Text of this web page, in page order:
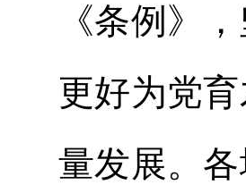
《条例》
更好为党
量发展。